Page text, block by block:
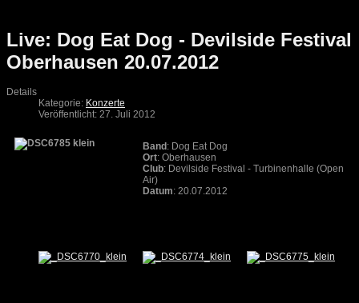
Live: Dog Eat Dog - Devilside Festival
Oberhausen 20.07.2012
Details
Kategorie: Konzerte
Veröffentlicht: 27. Juli 2012
Band : Dog Eat Dog
Ort: Oberhausen
Club: Devilside Festival - Turbinenhalle (Open
Air)
Datum: 20.07.2012